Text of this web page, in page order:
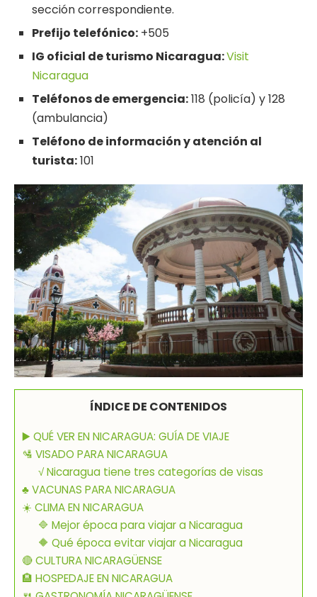
sección correspondiente.
Prefijo telefónico: +505
IG oficial de turismo Nicaragua:Visit
Nicaragua
Teléfonos de emergencia:118 (policía) y 128
(ambulancia)
Teléfono de información y atención al
turista:101
ÍNDICE DE CONTENIDOS
▶️ QUÉ VER EN NICARAGUA: GUÍA DE VIAJE
🛂 VISADO PARA NICARAGUA
√ Nicaragua tiene tres categorías de visas
♣ VACUNAS PARA NICARAGUA
☀️ CLIMA EN NICARAGUA
🔷 Mejor época para viajar a Nicaragua
🔶 Qué época evitar viajar a Nicaragua
🔴 CULTURA NICARAGÜENSE
🏨 HOSPEDAJE EN NICARAGUA